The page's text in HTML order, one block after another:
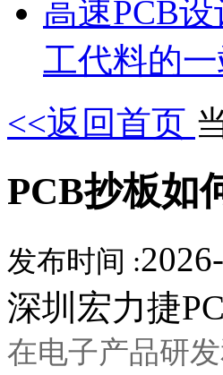
高速PCB
工代料的
<<返回首页
PCB抄板如
发布时间 :
深圳宏力捷
在电子产品研